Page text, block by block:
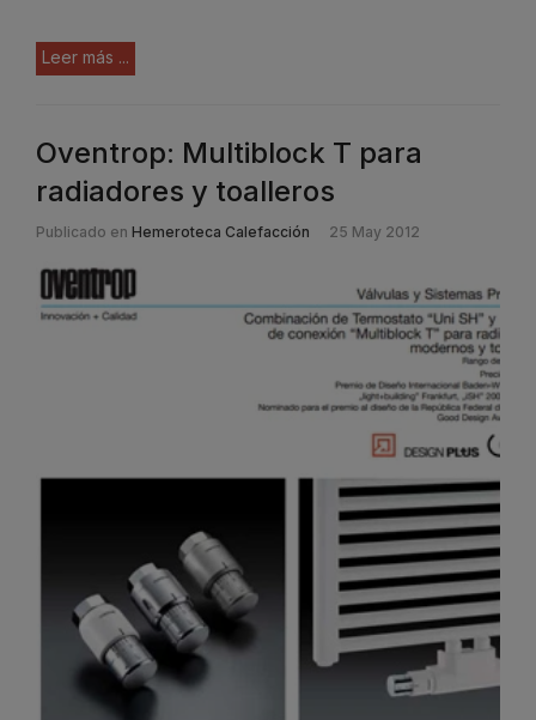
Leer más ...
Oventrop: Multiblock T para
radiadores y toalleros
Publicado en Hemeroteca Calefacción 25 May 2012